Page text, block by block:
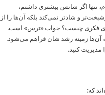
تنها اگر شانس بیشتری داشتم،
و شاد‌تر نمی‌کند بلکه آن‌ها را از
فکری چیست؟ جواب «ترس‌» است.
آن‌ها زمینه رشد شان فراهم می‌شود.
مدیریت کنید.
که: